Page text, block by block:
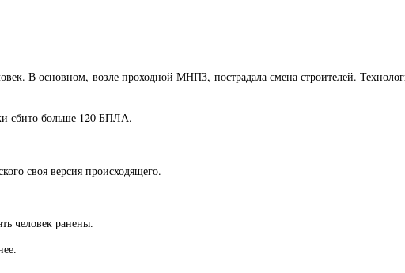
В основном, возле проходной МНПЗ, пострадала смена строителей.
сбито больше 120 БПЛА.
своя версия происходящего.
человек ранены.